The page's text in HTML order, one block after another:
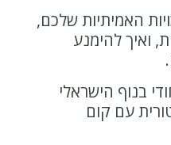
האמיתיות שלכם,
ואיך להימנע
בנוף הישראלי
עם קום